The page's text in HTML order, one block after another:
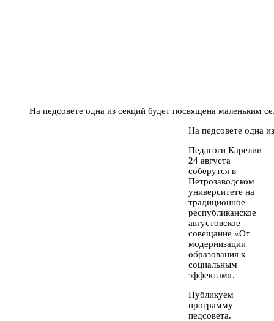
На педсовете одна из секций будет посвящена маленьким
На педсовете одна
Педагоги Карелии
24 августа
соберутся в
Петрозаводском
университете на
традиционное
республиканское
августовское
совещание «От
модернизации
образования к
социальным
эффектам».
Публикуем
программу
педсовета.